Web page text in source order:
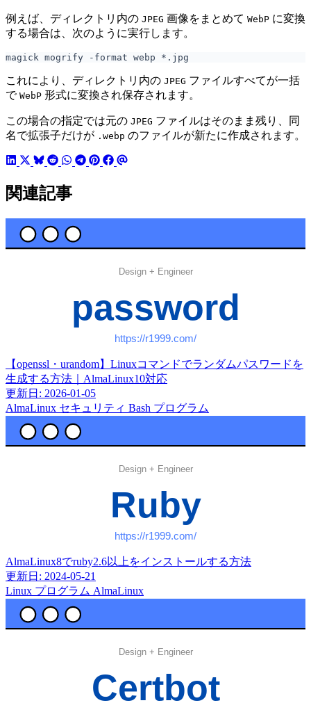
例えば、ディレクトリ内の JPEG 画像をまとめて WebP に変換
する場合は、次のように実行します。
これにより、ディレクトリ内の JPEG ファイルすべてが一括
で WebP 形式に変換され保存されます。
この場合の指定では元の JPEG ファイルはそのまま残り、同
名で拡張子だけが .webp のファイルが新たに作成されます。
関連記事
【openssl・urandom】Linuxコマンドでランダムパスワードを
生成する方法｜AlmaLinux10対応
更新日: 2026-01-05
AlmaLinux セキュリティ Bash プログラム
AlmaLinux8でruby2.6以上をインストールする方法
更新日: 2024-05-21
Linux プログラム AlmaLinux